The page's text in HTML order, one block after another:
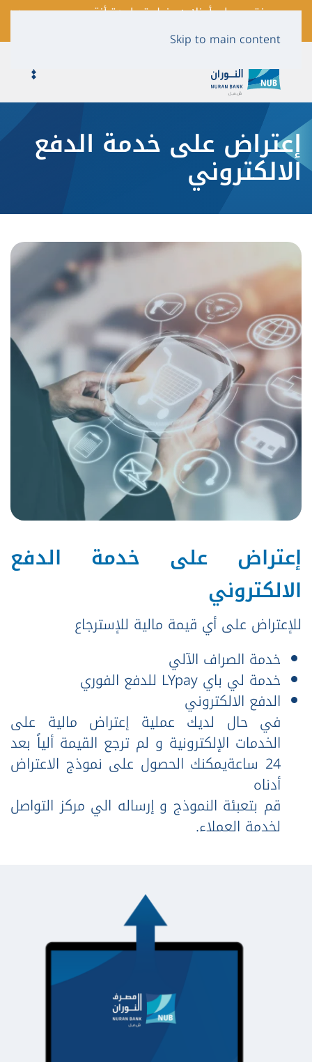
Skip to main content
فتح حساب أونلاين بخطوة واحدة أنقر
إعتراض على خدمة الدفع
الالكتروني
إعتراض على خدمة الدفع
الالكتروني
للإعتراض على أي قيمة مالية للإسترجاع
خدمة الصراف الآلي
خدمة لي باي LYpay للدفع الفوري
الدفع الالكتروني
في حال لديك عملية إعتراض مالية على
الخدمات الإلكترونية و لم ترجع القيمة ألياً بعد
24 ساعةيمكنك الحصول على نموذج الاعتراض
أدناه
قم بتعبئة النموذج و إرساله الي مركز التواصل
لخدمة العملاء.